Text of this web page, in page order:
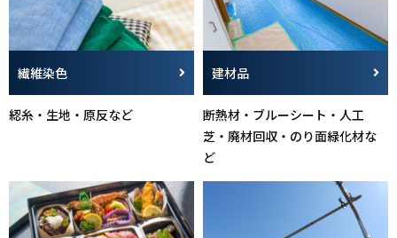
繊維染色
綛糸・生地・原反など
建材品
断熱材・ブルーシート・人工
芝・廃材回収・のり面緑化材な
ど